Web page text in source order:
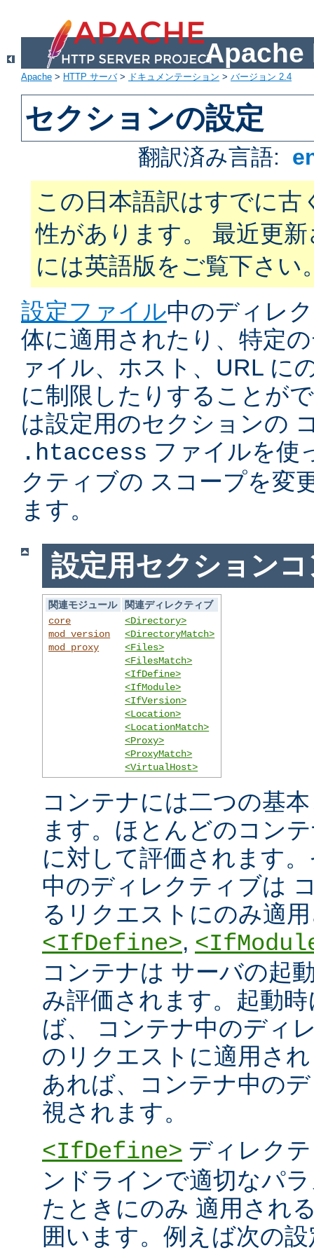
Apache
Apache > HTTP サーバ> ドキュメンテーション > バージョン 2.4
セクションの設定
翻訳済み言語:
この日本語訳はすでに古
性があります。 最近更
には英語版をご覧下さい
設定ファイル中のディレ
体に適用されたり、特定
ァイル、ホスト、URL に
に制限したりすることが
は設定用のセクションの
.htaccess ファイルを使
クティブの スコープを変
ます。
設定用セクション
関連モジュール
関連ディレクティブ
core
mod_version
mod_proxy
<Directory>
<DirectoryMatch>
<Files>
<FilesMatch>
<IfDefine>
<IfModule>
<IfVersion>
<Location>
<LocationMatch>
<Proxy>
<ProxyMatch>
<VirtualHost>
コンテナには二つの基
ます。ほとんどのコン
に対して評価されます
中のディレクティブは
るリクエストにのみ適
<IfDefine>,
コンテナは サーバの起
み評価されます。起動
ば、 コンテナ中のディ
のリクエストに適用さ
あれば、コンテナ中の
視されます。
<IfDefine> ディレク
ンドラインで適切なパ
たときにのみ 適用され
囲います。例えば次の